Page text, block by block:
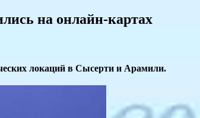
на онлайн-картах
локаций в Сысерти и Арамили.